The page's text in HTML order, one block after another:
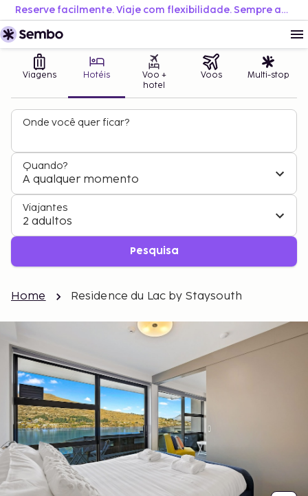
Reserve facilmente. Viaje com flexibilidade. Sempre ao melhor preço.
Viagens Hotéis
Voo +
hotel
Voos Multi-stop
Onde você quer ficar?
Quando?
A qualquer momento
Viajantes
2 adultos
Pesquisa
Home Residence du Lac by Staysouth